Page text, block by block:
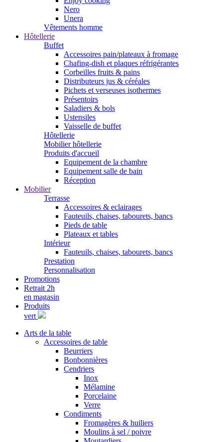
Nero
Unera
Vêtements homme
Hôtellerie
Buffet
Accessoires pain/plateaux à fromage
Chafing-dish et plaques réfrigérantes
Corbeilles fruits & pains
Distributeurs jus & céréales
Pichets et verseuses isothermes
Présentoirs
Saladiers & bols
Ustensiles
Vaisselle de buffet
Hôtellerie
Mobilier hôtellerie
Produits d'accueil
Equipement de la chambre
Equipement salle de bain
Réception
Mobilier
Terrasse
Accessoires & eclairages
Fauteuils, chaises, tabourets, bancs
Pieds de table
Plateaux et tables
Intérieur
Fauteuils, chaises, tabourets, bancs
Prestation
Personnalisation
Promotions
Retrait 2h
en magasin
Produits
vert
Arts de la table
Accessoires de table
Beurriers
Bonbonnières
Cendriers
Inox
Mélamine
Porcelaine
Verre
Condiments
Fromagères & huiliers
Moulins à sel / poivre